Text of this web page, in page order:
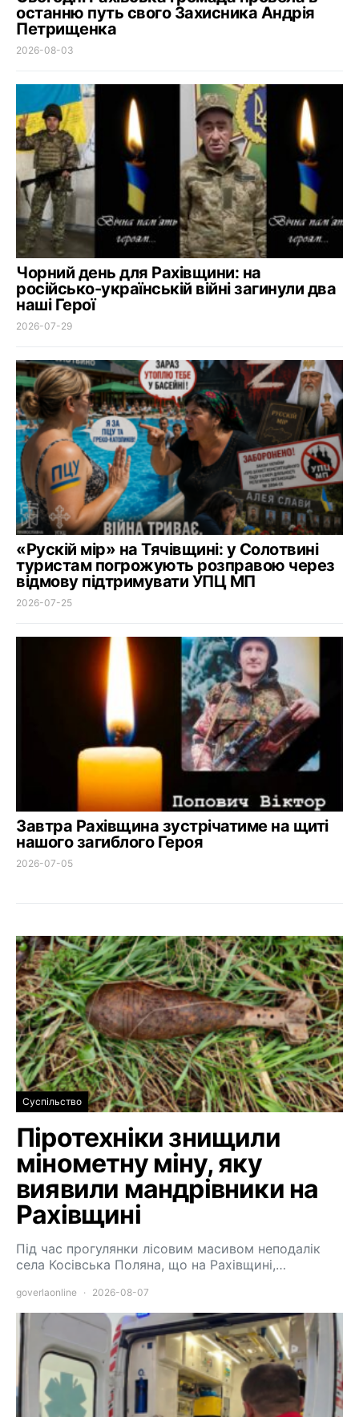
останню путь свого Захисника Андрія
Петрищенка
2026-08-03
Чорний день для Рахівщини: на
російсько-українській війні загинули два
наші Герої
2026-07-29
«Рускій мір» на Тячівщині: у Солотвині
туристам погрожують розправою через
відмову підтримувати УПЦ МП
2026-07-25
Завтра Рахівщина зустрічатиме на щиті
нашого загиблого Героя
2026-07-05
Суспільство
Піротехніки знищили
мінометну міну, яку
виявили мандрівники на
Рахівщині
Під час прогулянки лісовим масивом неподалік
села Косівська Поляна, що на Рахівщині,…
goverlaonline 2026-08-07